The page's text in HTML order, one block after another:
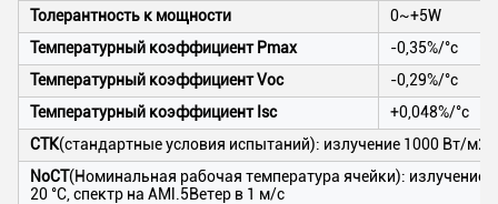
Толерантность к мощности
0~+5W
Температурный коэффициент Pmax
-0,35%/°c
Температурный коэффициент Voc
-0,29%/°c
Температурный коэффициент Isc
+0,048%/°c
СТК(стандартные условия испытаний): излучение 1000 Вт/м2,
NoCT(Номинальная рабочая температура ячейки):
20 °C, спектр на AMl.5Ветер в 1 м/с